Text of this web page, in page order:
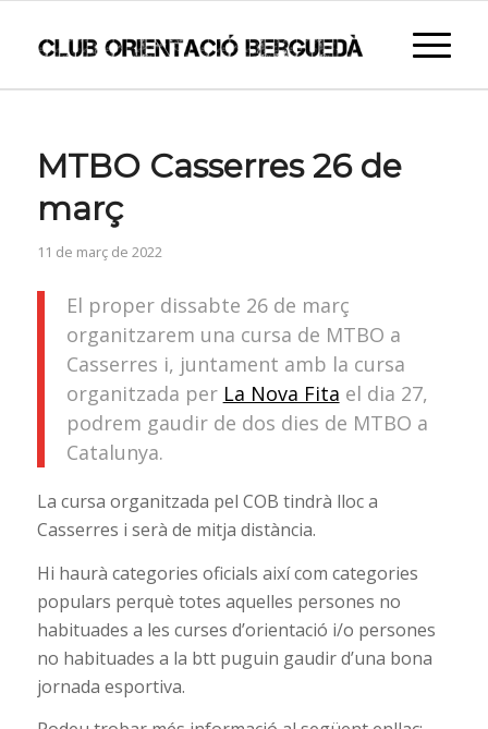
MTBO Casserres 26 de
març
11 de març de 2022
El proper dissabte 26 de març
organitzarem una cursa de MTBO a
Casserres i, juntament amb la cursa
organitzada per La Nova Fita el dia 27,
podrem gaudir de dos dies de MTBO a
Catalunya.
La cursa organitzada pel COB tindrà lloc a
Casserres i serà de mitja distància.
Hi haurà categories oficials així com categories
populars perquè totes aquelles persones no
habituades a les curses d’orientació i/o persones
no habituades a la btt puguin gaudir d’una bona
jornada esportiva.